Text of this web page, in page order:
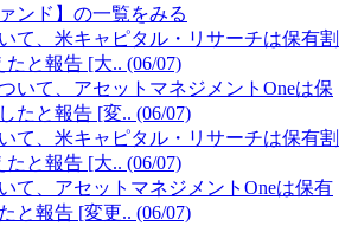
ンド】の一覧をみる
て、米キャピタル・リサーチは保有割
と報告 [大.. (06/07)
いて、アセットマネジメントOneは保
たと報告 [変.. (06/07)
て、米キャピタル・リサーチは保有割
と報告 [大.. (06/07)
て、アセットマネジメントOneは保有
と報告 [変更.. (06/07)